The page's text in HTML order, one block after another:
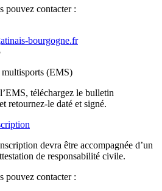
pouvez contacter :
bourgogne.fr
multisports (EMS)
téléchargez le bulletin
retournez-le daté et signé.
devra être accompagnée d’un
de responsabilité civile.
pouvez contacter :